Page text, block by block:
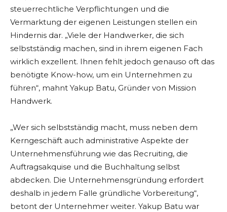
steuerrechtliche Verpflichtungen und die
Vermarktung der eigenen Leistungen stellen ein
Hindernis dar. „Viele der Handwerker, die sich
selbstständig machen, sind in ihrem eigenen Fach
wirklich exzellent. Ihnen fehlt jedoch genauso oft das
benötigte Know-how, um ein Unternehmen zu
führen“, mahnt Yakup Batu, Gründer von Mission
Handwerk.
„Wer sich selbstständig macht, muss neben dem
Kerngeschäft auch administrative Aspekte der
Unternehmensführung wie das Recruiting, die
Auftragsakquise und die Buchhaltung selbst
abdecken. Die Unternehmensgründung erfordert
deshalb in jedem Falle gründliche Vorbereitung“,
betont der Unternehmer weiter. Yakup Batu war